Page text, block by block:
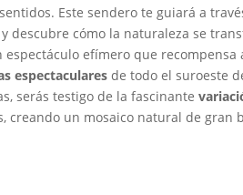
Este sendero te guiará a
descubre cómo la naturaleza se
efímero que recompensa
espectaculares de todo el suroeste
serás testigo de la fascinante
creando un mosaico natural de gran